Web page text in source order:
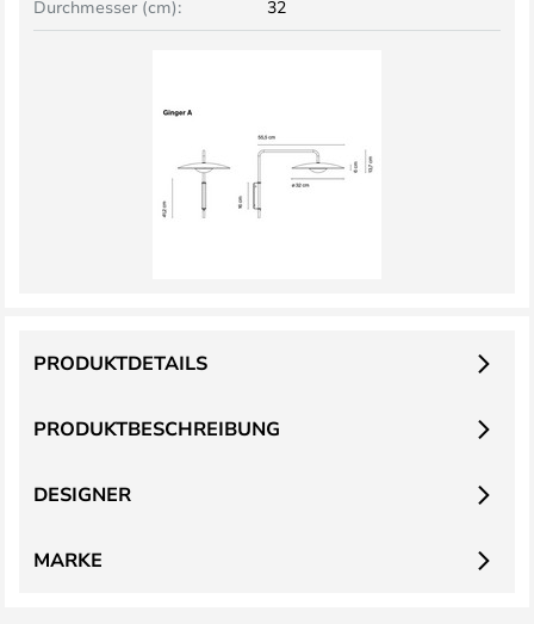
Durchmesser (cm):
32
PRODUKTBESCHREIBUNG
PRODUKTDETAILS
DESIGNER
MARKE